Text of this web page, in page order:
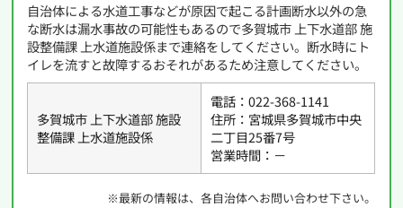
自治体による水道工事などが原因で起こる計画断水以外の急
な断水は漏水事故の可能性もあるので多賀城市 上下水道部 施
設整備課 上水道施設係まで連絡をしてください。断水時にト
イレを流すと故障するおそれがあるため注意してください。
多賀城市 上下水道部 施設
整備課 上水道施設係
電話：022-368-1141
住所：宮城県多賀城市中央
二丁目25番7号
営業時間：－
※最新の情報は、各自治体へお問い合わせ下さい。